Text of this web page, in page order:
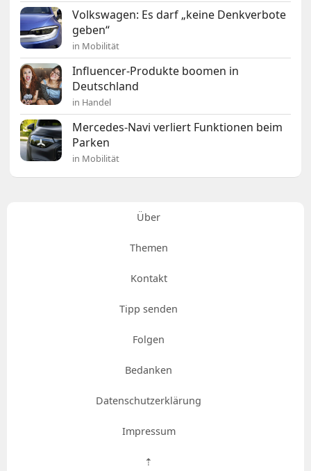
Volkswagen: Es darf „keine Denkverbote
geben“
in Mobilität
Influencer-Produkte boomen in
Deutschland
in Handel
Mercedes-Navi verliert Funktionen beim
Parken
in Mobilität
Über
Themen
Kontakt
Tipp senden
Folgen
Bedanken
Datenschutzerklärung
Impressum
⇡